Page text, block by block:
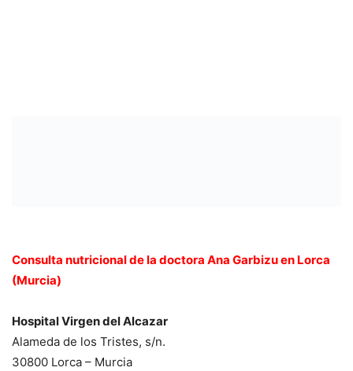
Consulta nutricional de la doctora Ana Garbizu en Lorca
(Murcia)
Hospital Virgen del Alcazar
Alameda de los Tristes, s/n.
30800 Lorca – Murcia